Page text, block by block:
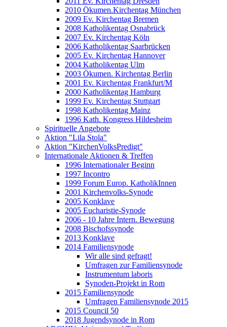
2010 Ökumen.Kirchentag München
2009 Ev. Kirchentag Bremen
2008 Katholikentag Osnabrück
2007 Ev. Kirchentag Köln
2006 Katholikentag Saarbrücken
2005 Ev. Kirchentag Hannover
2004 Katholikentag Ulm
2003 Ökumen. Kirchentag Berlin
2001 Ev. Kirchentag Frankfurt/M
2000 Katholikentag Hamburg
1999 Ev. Kirchentag Stuttgart
1998 Katholikentag Mainz
1996 Kath. Kongress Hildesheim
Spirituelle Angebote
Aktion "Lila Stola"
Aktion "KirchenVolksPredigt"
Internationale Aktionen & Treffen
1996 Internationaler Beginn
1997 Incontro
1999 Forum Europ. KatholikInnen
2001 Kirchenvolks-Synode
2005 Konklave
2005 Eucharistie-Synode
2006 - 10 Jahre Intern. Bewegung
2008 Bischofssynode
2013 Konklave
2014 Familiensynode
Wir alle sind gefragt!
Umfragen zur Familiensynode
Instrumentum laboris
Synoden-Projekt in Rom
2015 Familiensynode
Umfragen Familiensynode 2015
2015 Council 50
2018 Jugendsynode in Rom